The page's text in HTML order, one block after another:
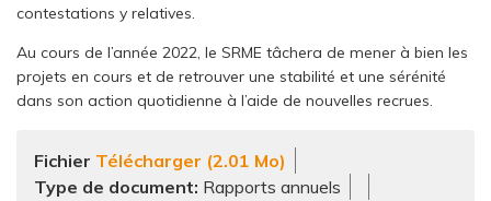
contestations y relatives.
Au cours de l’année 2022, le SRME tâchera de mener à bien les
projets en cours et de retrouver une stabilité et une sérénité
dans son action quotidienne à l’aide de nouvelles recrues.
Fichier Télécharger (2.01 Mo)
Type de document Rapports annuels